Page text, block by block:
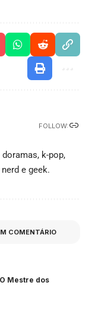
FOLLOW:
k-pop,
e geek.
COMENTÁRIO
Mestre dos